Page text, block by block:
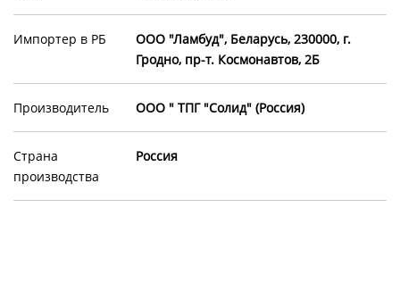
Импортер в РБ
ООО "Ламбуд", Беларусь, 230000, г.
Гродно, пр-т. Космонавтов, 2Б
Производитель ООО " ТПГ "Солид" (Россия)
Страна
производства
Россия